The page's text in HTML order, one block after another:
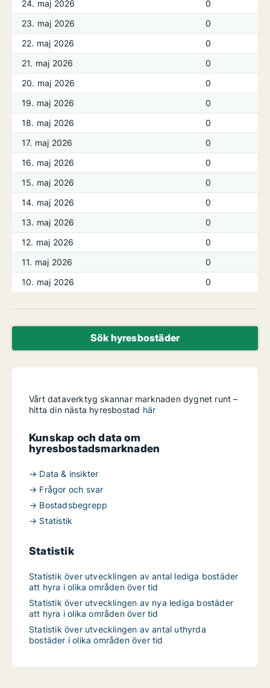
24. maj 2026
0
23. maj 2026
0
22. maj 2026
0
21. maj 2026
0
20. maj 2026
0
19. maj 2026
0
18. maj 2026
0
17. maj 2026
0
16. maj 2026
0
15. maj 2026
0
14. maj 2026
0
13. maj 2026
0
12. maj 2026
0
11. maj 2026
0
10. maj 2026
0
Sök hyresbostäder
Vårt dataverktyg skannar marknaden dygnet runt –
hitta din nästa hyresbostad här
Kunskap och data om
hyresbostadsmarknaden
→ Data & insikter
→ Frågor och svar
→ Bostadsbegrepp
→ Statistik
Statistik
Statistik över utvecklingen av antal lediga bostäder
att hyra i olika områden över tid
Statistik över utvecklingen av nya lediga bostäder
att hyra i olika områden över tid
Statistik över utvecklingen av antal uthyrda
bostäder i olika områden över tid